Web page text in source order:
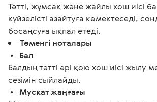
Тәтті, жұмсақ және жайлы хош иісі
күйзелісті азайтуға көмектеседі,
босаңсуға ықпал етеді.
Төменгі ноталары
• Бал
Балдың тәтті әрі қою хош иісі жылу
сезімін сыйлайды.
• Мускат жаңғағы